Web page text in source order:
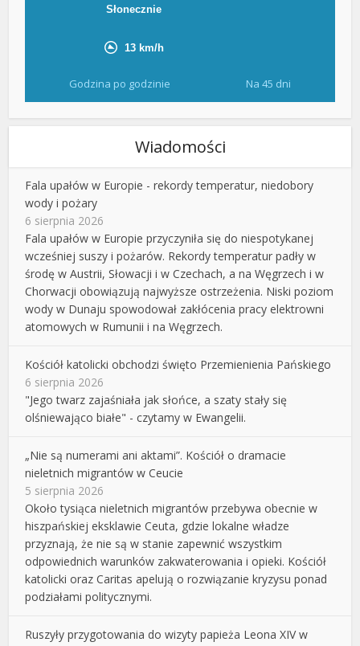
Godzina po godzinie Na 45 dni
Wiadomości
Fala upałów w Europie - rekordy temperatur, niedobory
wody i pożary
6 sierpnia 2026
Fala upałów w Europie przyczyniła się do niespotykanej
wcześniej suszy i pożarów. Rekordy temperatur padły w
środę w Austrii, Słowacji i w Czechach, a na Węgrzech i w
Chorwacji obowiązują najwyższe ostrzeżenia. Niski poziom
wody w Dunaju spowodował zakłócenia pracy elektrowni
atomowych w Rumunii i na Węgrzech.
Kościół katolicki obchodzi święto Przemienienia Pańskiego
6 sierpnia 2026
"Jego twarz zajaśniała jak słońce, a szaty stały się
olśniewająco białe" - czytamy w Ewangelii.
„Nie są numerami ani aktami”. Kościół o dramacie
nieletnich migrantów w Ceucie
5 sierpnia 2026
Około tysiąca nieletnich migrantów przebywa obecnie w
hiszpańskiej eksklawie Ceuta, gdzie lokalne władze
przyznają, że nie są w stanie zapewnić wszystkim
odpowiednich warunków zakwaterowania i opieki. Kościół
katolicki oraz Caritas apelują o rozwiązanie kryzysu ponad
podziałami politycznymi.
Ruszyły przygotowania do wizyty papieża Leona XIV w